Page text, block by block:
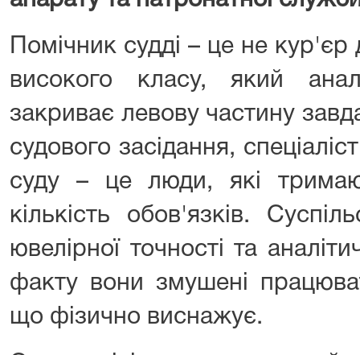
Помічник судді – це не
високого класу, який
закриває левову частину
судового засідання,
суду – це люди, які
кількість обов'язків.
ювелірної точності та
факту вони змушені
що фізично виснажує.